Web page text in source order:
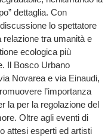
dettaglia. Con
lo spettatore
tra umanità e
ecologica più
Il Bosco Urbano
Novarea e via Einaudi,
l’importanza
la per la regolazione del
Oltre agli eventi di
attesi esperti ed artisti